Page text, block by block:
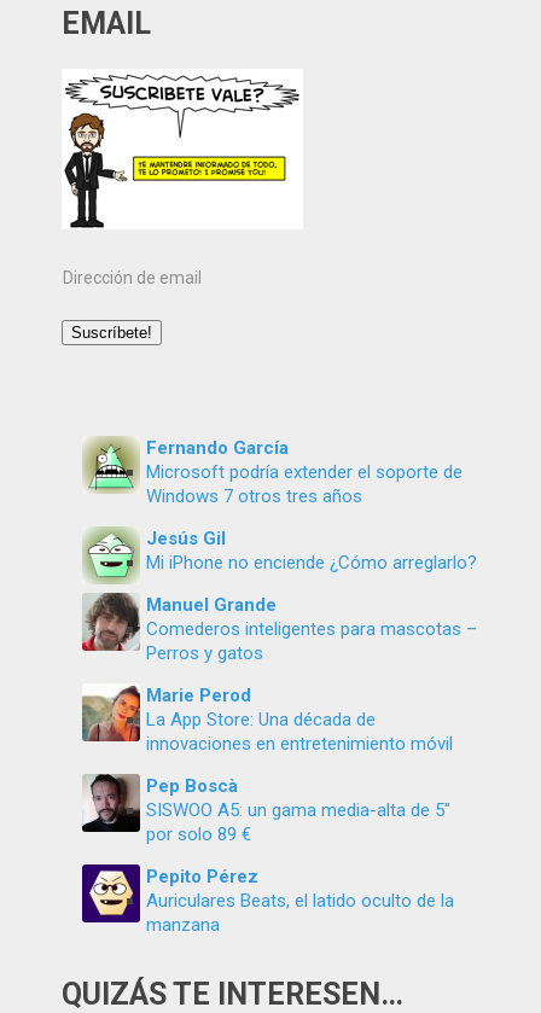
EMAIL
Dirección
email
Suscríbete!
Fernando García
Microsoft podría extender el soporte de
Windows 7 otros tres años
Jesús Gil
Mi iPhone no enciende ¿Cómo arreglarlo?
Manuel Grande
Comederos inteligentes para mascotas –
Perros y gatos
Marie Perod
La App Store: Una década de
innovaciones en entretenimiento móvil
Pep Boscà
SISWOO A5: un gama media-alta de 5″
por solo 89 €
Pepito Pérez
Auriculares Beats, el latido oculto de la
manzana
QUIZÁS TE INTERESEN…